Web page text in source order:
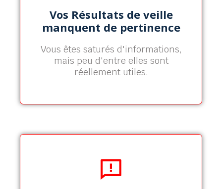
Vos Résultats de veille
manquent de pertinence
Vous êtes saturés d'informations,
mais peu d'entre elles sont
réellement utiles.
L'IA cible pour vous les résultats de
recherche les plus impactants.
En savoir plus
Plateforme projets
collaboratifs & interactifs